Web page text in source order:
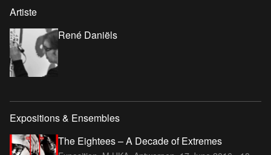
Artiste
René Daniëls
Expositions & Ensembles
The Eightees – A Decade of Extremes